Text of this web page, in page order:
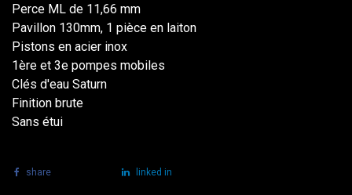
Perce ML de 11,66 mm
Pavillon 130mm, 1 pièce en laiton
Pistons en acier inox
1ère et 3e pompes mobiles
Clés d'eau Saturn
Finition brute
Sans étui
share linked in